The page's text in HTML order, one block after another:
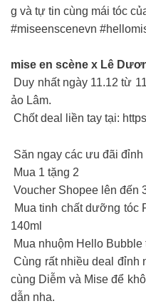
g và tự tin cùng mái tóc
#miseenscenevn
mise en scène x Lê
Duy nhất ngày 11.12 từ
ảo Lâm.
Chốt deal liền tay tại:
Săn ngay các ưu đãi
Mua 1 tặng 2
Voucher Shopee lên đến
Mua tinh chất dưỡng tóc
140ml
Mua nhuộm Hello
Cùng rất nhiều deal đỉnh
cùng Diễm và Mise để
dẫn nha.